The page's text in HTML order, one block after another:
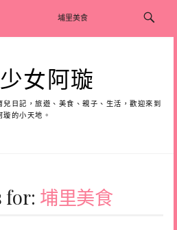
女阿璇
日記，旅遊、美食、親子、生活，歡迎來到
璇的小天地。
for: 埔里美食